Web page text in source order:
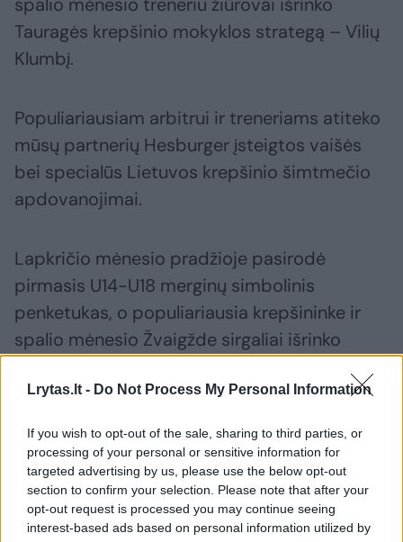
Lrytas.lt - Do Not Process My Personal Information
If you wish to opt-out of the sale, sharing to third parties, or
processing of your personal or sensitive information for
targeted advertising by us, please use the below opt-out
section to confirm your selection. Please note that after your
opt-out request is processed you may continue seeing
interest-based ads based on personal information utilized by
Tauragės krepšinio mokyklos strategą – Vilių
Klumbį.
Populiariausiam arbitrui ir treneriams atiteko
mūsų partnerių Hesburger įsteigtos vaišės
bei specialūs Lietuvos krepšinio šimtmečio
apdovanojimai.
Lapkričio mėnesio pradžioje pasirodė
pirmasis U14-U18 merginų simbolinis
penketukas, o populiariausia krepšininke ir
spalio mėnesio Žvaigžde sirgaliai išrinko
Barborą Prišmontaitę. Treneris – Algirdas
Trylikametė per dvejas spalio mėnesio
rungtynes vidutiniškai rinko 23 taškus ir tiek
pat naudingumo balų. Šiame sezone Vilniaus